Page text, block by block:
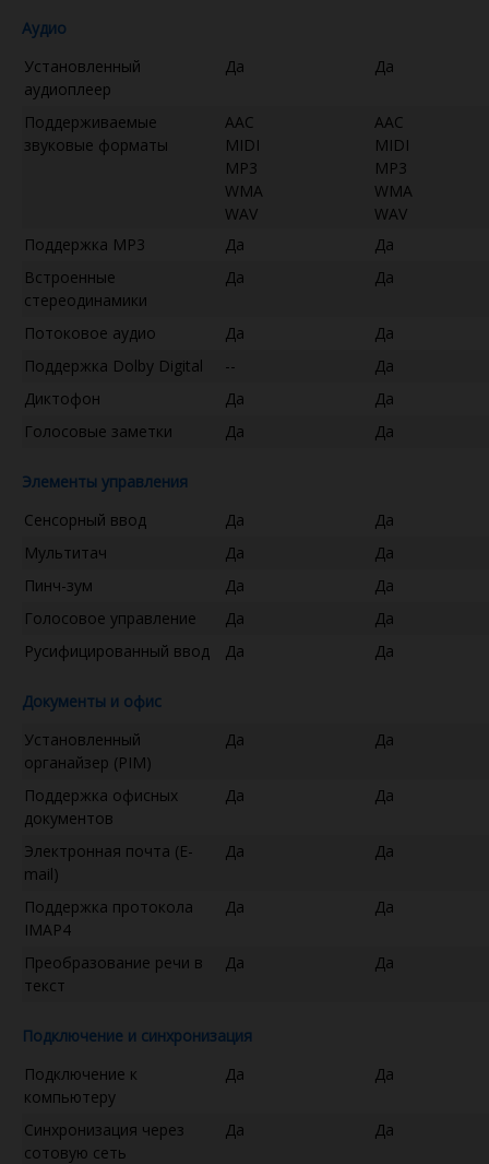
Аудио
Установленный
аудиоплеер
Да Да
Поддерживаемые
звуковые форматы
AAC
MIDI
MP3
WMA
WAV
AAC
MIDI
MP3
WMA
WAV
Поддержка MP3
Да
Да
Встроенные
стереодинамики
Да Да
Потоковое аудио Да
Да
Поддержка Dolby Digital
--
Да
Диктофон
Да
Да
Голосовые заметки
Да Да
Элементы управления
Сенсорный ввод
Да
Да
Мультитач
Да
Да
Пинч-зум
Да
Да
Голосовое управление
Да
Да
Русифицированный ввод
Да Да
Документы и офис
Установленный
органайзер (PIM)
Да Да
Поддержка офисных
документов
Да Да
Электронная почта (E-
mail)
Да Да
Поддержка протокола
IMAP4
Да Да
Преобразование речи в
текст
Да Да
Подключение и синхронизация
Подключение к
компьютеру
Да Да
Синхронизация через
сотовую сеть
Да Да